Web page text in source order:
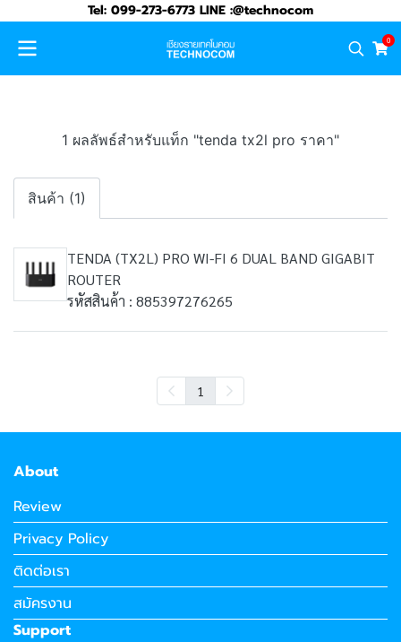
Tel: 099-273-6773 LINE :@technocom
0
1 ผลลัพธ์สำหรับแท็ก "tenda tx2l pro ราคา"
สินค้า (1)
TENDA (TX2L) PRO WI-FI 6 DUAL BAND GIGABIT
ROUTER
รหัสสินค้า : 885397276265
1
About
Review
Privacy Policy
ติดต่อเรา
สมัครงาน
Support